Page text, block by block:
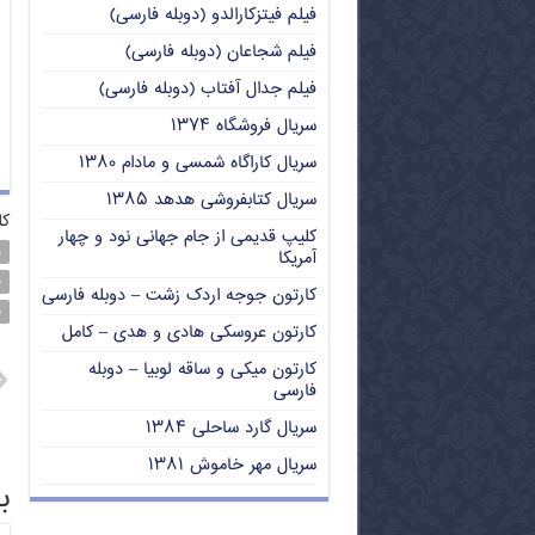
فیلم فیتزکارالدو (دوبله فارسی)
فیلم شجاعان (دوبله فارسی)
فیلم جدال آفتاب (دوبله فارسی)
سریال فروشگاه ۱۳۷۴
سریال کاراگاه شمسی و مادام ۱۳۸۰
سریال کتابفروشی هدهد ۱۳۸۵
کلیپ قدیمی از جام جهانی نود و چهار
آمریکا
کارتون جوجه اردک زشت – دوبله فارسی
کارتون عروسکی هادی و هدی – کامل
کارتون میکی و ساقه لوبیا – دوبله
فارسی
سریال گارد ساحلی ۱۳۸۴
سریال مهر خاموش ۱۳۸۱